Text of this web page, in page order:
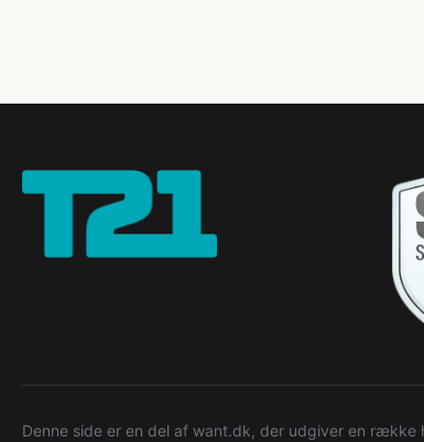
Denne side er en del af want.dk, der udgiver en